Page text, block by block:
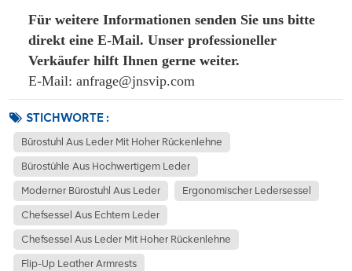
Für weitere Informationen senden Sie uns bitte
direkt eine E-Mail. Unser professioneller
Verkäufer hilft Ihnen gerne weiter.
E-Mail: anfrage@jnsvip.com
STICHWORTE :
Bürostuhl Aus Leder Mit Hoher Rückenlehne
Bürostühle Aus Hochwertigem Leder
Moderner Bürostuhl Aus Leder Ergonomischer Ledersessel
Chefsessel Aus Echtem Leder
Chefsessel Aus Leder Mit Hoher Rückenlehne
Flip-Up Leather Armrests